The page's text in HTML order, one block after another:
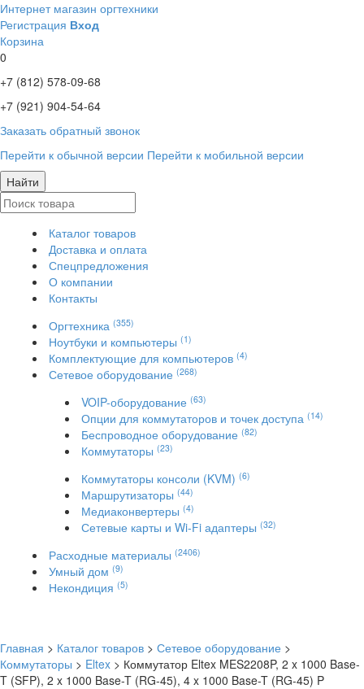
Интернет магазин оргтехники
Регистрация Вход
Корзина
0
+7 (812) 578-09-68
+7 (921) 904-54-64
Заказать обратный звонок
Перейти к обычной версии Перейти к мобильной версии
Найти
Каталог товаров
Доставка и оплата
Спецпредложения
О компании
Контакты
Оргтехника (355)
Ноутбуки и компьютеры (1)
Комплектующие для компьютеров (4)
Сетевое оборудование (268)
VOIP-оборудование (63)
Опции для коммутаторов и точек доступа (14)
Беспроводное оборудование (82)
Коммутаторы (23)
Коммутаторы консоли (KVM) (6)
Маршрутизаторы (44)
Медиаконвертеры (4)
Сетевые карты и Wi-Fi адаптеры (32)
Расходные материалы (2406)
Умный дом (9)
Некондиция (5)
Главная > Каталог товаров > Сетевое оборудование >
Коммутаторы > Eltex > Коммутатор Eltex MES2208P, 2 x 1000 Base-
T (SFP), 2 x 1000 Base-T (RG-45), 4 x 1000 Base-T (RG-45) P